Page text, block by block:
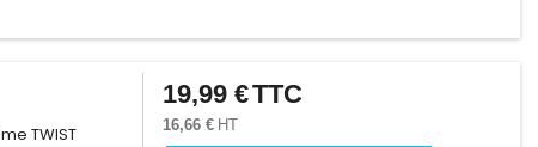
TWIST
Prix
19,99 €TTC
16,66 € HT